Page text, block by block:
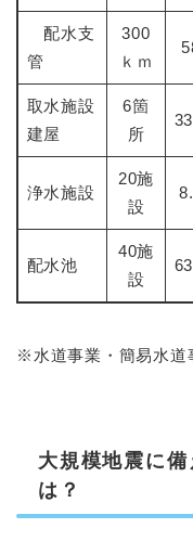
配水支
管
300
ｋｍ
取水施設
建屋
6箇
所
浄水施設
20施
設
配水池
40施
設
※水道事業・簡易水道
大規模地震に
は？